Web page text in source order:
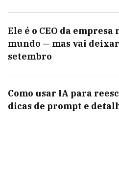
Ele é o CEO da empresa
mundo — mas vai
setembro
Como usar IA para
dicas de prompt e